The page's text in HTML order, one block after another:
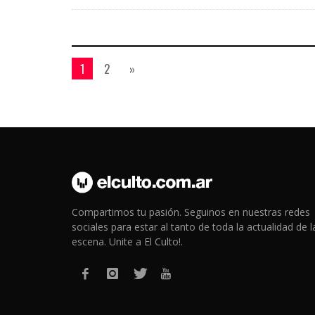
1 2 »
Compartimos tu pasión. Seguinos en nuestras redes
sociales para estar al tanto de toda la actualidad de
escena. Unite a El Culto!.